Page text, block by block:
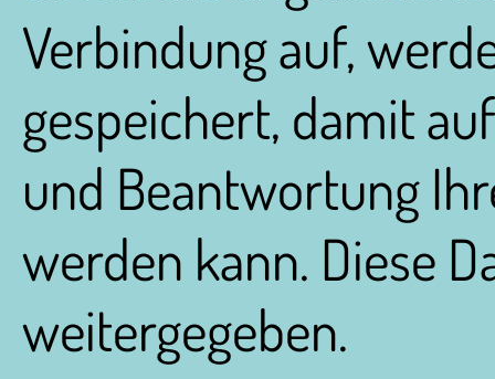
Verbindung auf,
gespeichert, damit
und Beantwortung
werden kann. Diese
weitergegeben.